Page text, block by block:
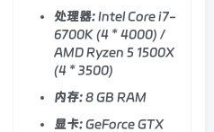
处理器:Intel Core i7-
6700K (4 * 4000) /
AMD Ryzen 5 1500X
(4 * 3500)
内存:8 GB RAM
显卡:GeForce GTX